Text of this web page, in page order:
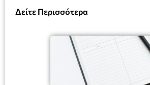
Δείτε Περισσότερα